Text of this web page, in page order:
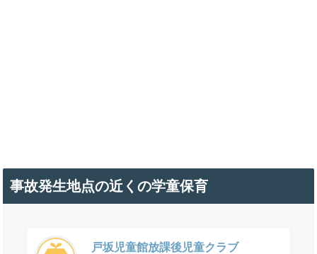
事故発生地点の近くの学童保育
戸坂児童館放課後児童クラブ